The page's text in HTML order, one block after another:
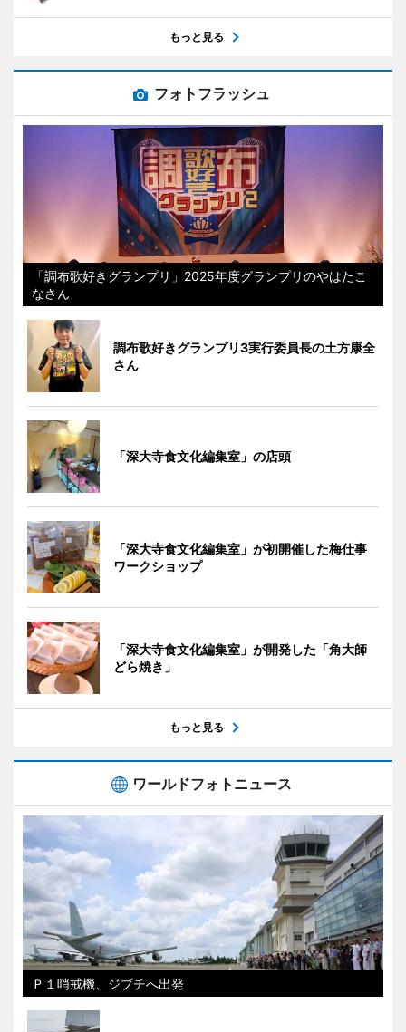
もっと見る
フォトフラッシュ
「調布歌好きグランプリ」2025年度グランプリのやはたこ
なさん
調布歌好きグランプリ3実行委員長の土方康全
さん
「深大寺食文化編集室」の店頭
「深大寺食文化編集室」が初開催した梅仕事
ワークショップ
「深大寺食文化編集室」が開発した「角大師
どら焼き」
もっと見る
ワールドフォトニュース
Ｐ１哨戒機、ジブチへ出発